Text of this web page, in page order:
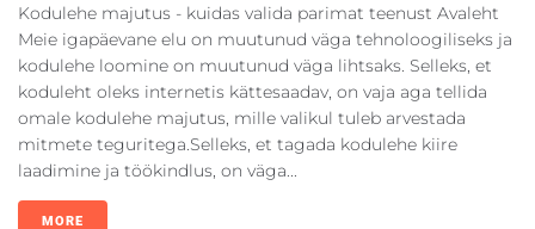
Kodulehe majutus - kuidas valida parimat teenust Avaleht
Meie igapäevane elu on muutunud väga tehnoloogiliseks ja
kodulehe loomine on muutunud väga lihtsaks. Selleks, et
koduleht oleks internetis kättesaadav, on vaja aga tellida
omale kodulehe majutus, mille valikul tuleb arvestada
mitmete teguritega.Selleks, et tagada kodulehe kiire
laadimine ja töökindlus, on väga...
MORE